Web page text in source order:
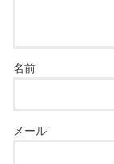
名前
メール